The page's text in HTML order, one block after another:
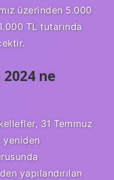
üzerinden 5.000
TL tutarında
2024 ne
31 Temmuz
yeniden
yapılandırılan